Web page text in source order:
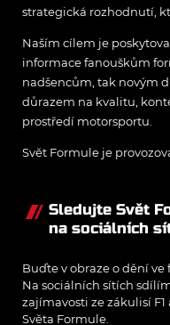
strategická rozhodnutí,
Naším cílem je
informace fanouškům
nadšencům, tak novým
důrazem na kvalitu,
prostředí motorsportu.
Svět Formule je
Sledujte Svět
na sociálních
Buďte v obraze o dění ve
Na sociálních sítích
zajímavosti ze zákulisí
Světa Formule.